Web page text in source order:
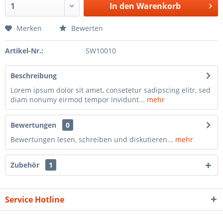
In den Warenkorb
Merken Bewerten
Artikel-Nr.: SW10010
Beschreibung
Lorem ipsum dolor sit amet, consetetur sadipscing elitr, sed
diam nonumy eirmod tempor invidunt... mehr
Bewertungen
0
Bewertungen lesen, schreiben und diskutieren... mehr
Zubehör 1
Service Hotline